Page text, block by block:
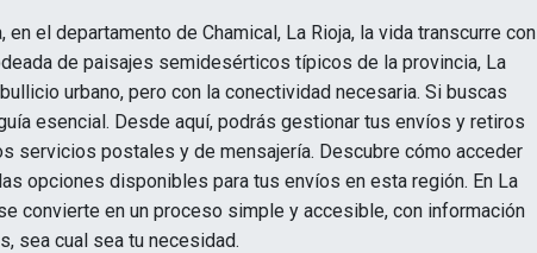
en el departamento de Chamical, La Rioja, la vida transcurre con
de paisajes semidesérticos típicos de la provincia, La
urbano, pero con la conectividad necesaria. Si buscas
esencial. Desde aquí, podrás gestionar tus envíos y retiros
servicios postales y de mensajería. Descubre cómo acceder
opciones disponibles para tus envíos en esta región. En La
convierte en un proceso simple y accesible, con información
sea cual sea tu necesidad.